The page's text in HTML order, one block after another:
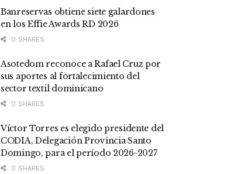
Banreservas obtiene siete galardones
en los Effie Awards RD 2026
0 SHARES
Asotedom reconoce a Rafael Cruz por
sus aportes al fortalecimiento del
sector textil dominicano
0 SHARES
Víctor Torres es elegido presidente del
CODIA, Delegación Provincia Santo
Domingo, para el período 2026-2027
0 SHARES